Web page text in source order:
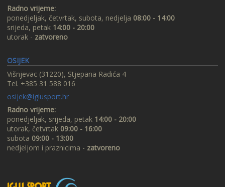
Radno vrijeme:
ponedjeljak, četvrtak, subota, nedjelja 08:00 - 14:00
srijeda, petak 14:00 - 20:00
utorak - zatvoreno
OSIJEK
Višnjevac (31220), Stjepana Radića 4
Tel. +385 31 588 016
osijek@iglusport.hr
Radno vrijeme:
ponedjeljak, srijeda, petak 14:00 - 20:00
utorak, četvrtak 09:00 - 16:00
subota 09:00 - 13:00
nedjeljom i praznicima - zatvoreno